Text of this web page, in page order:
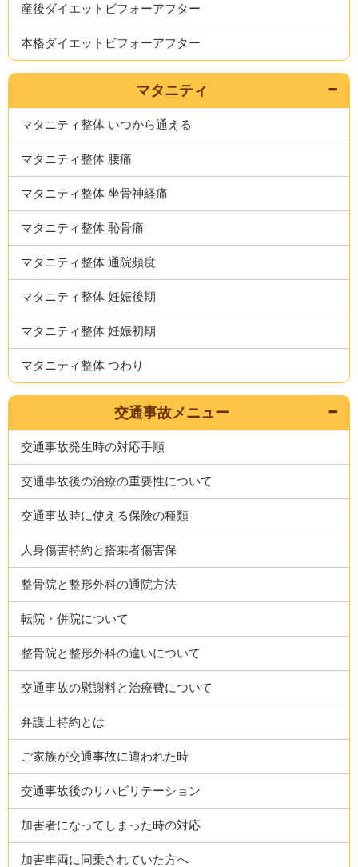
産後ダイエットビフォーアフター
本格ダイエットビフォーアフター
マタニティ
マタニティ整体 いつから通える
マタニティ整体 腰痛
マタニティ整体 坐骨神経痛
マタニティ整体 恥骨痛
マタニティ整体 通院頻度
マタニティ整体 妊娠後期
マタニティ整体 妊娠初期
マタニティ整体 つわり
交通事故メニュー
交通事故発生時の対応手順
交通事故後の治療の重要性について
交通事故時に使える保険の種類
人身傷害特約と搭乗者傷害保
整骨院と整形外科の通院方法
転院・併院について
整骨院と整形外科の違いについて
交通事故の慰謝料と治療費について
弁護士特約とは
ご家族が交通事故に遭われた時
交通事故後のリハビリテーション
加害者になってしまった時の対応
加害車両に同乗されていた方へ